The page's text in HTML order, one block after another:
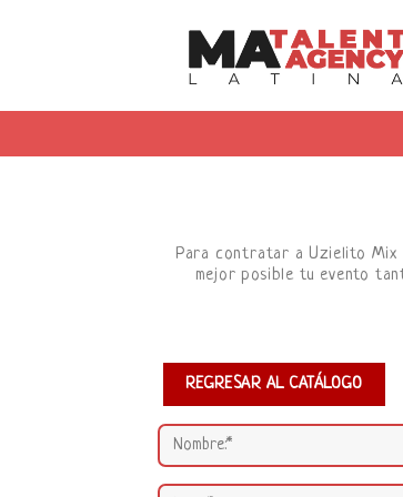
Para contratar a Uzielito Mix
mejor posible tu evento
REGRESAR AL CATÁLOGO